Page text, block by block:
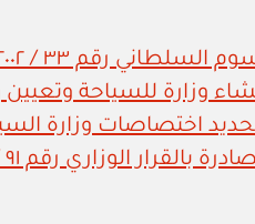
رقم ٣٣ / ٢٠٠٢
بالقرار الوزاري رقم ٩١ / ٢٠٠٣